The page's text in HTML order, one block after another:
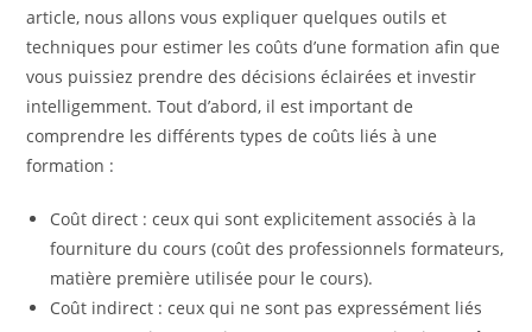
article, nous allons vous expliquer quelques outils et
techniques pour estimer les coûts d’une formation afin que
vous puissiez prendre des décisions éclairées et investir
intelligemment. Tout d’abord, il est important de
comprendre les différents types de coûts liés à une
formation :
Coût direct : ceux qui sont explicitement associés à la
fourniture du cours (coût des professionnels formateurs,
matière première utilisée pour le cours).
Coût indirect : ceux qui ne sont pas expressément liés